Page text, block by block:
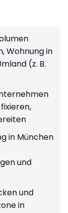
Wohnung in
(z. B.
in München
und
und
in